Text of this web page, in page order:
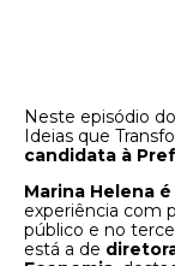
Neste episódio
Ideias que
candidata à
Marina Helena
experiência com
público e no
está a de